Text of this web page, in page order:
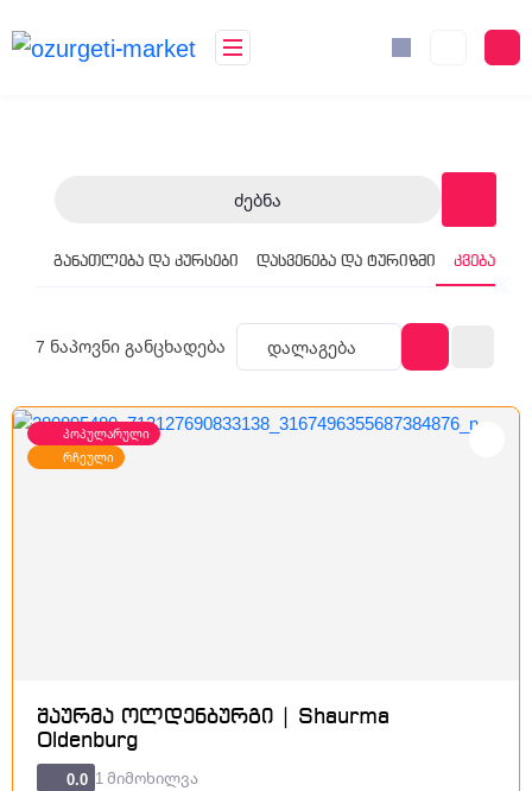
Ძებნა
განათლება და კურსები დასვენება და ტურიზმი კვება
7 ნაპოვნი განცხადება Დალაგება
პოპულარული
რჩეული
შაურმა ოლდენბურგი | Shaurma
Oldenburg
0.0 1 მიმოხილვა